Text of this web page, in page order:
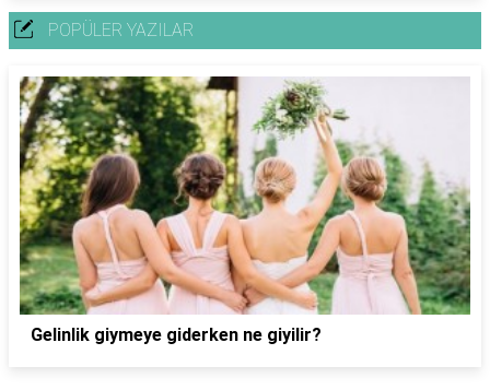
POPÜLER YAZILAR
Gelinlik giymeye giderken ne giyilir?